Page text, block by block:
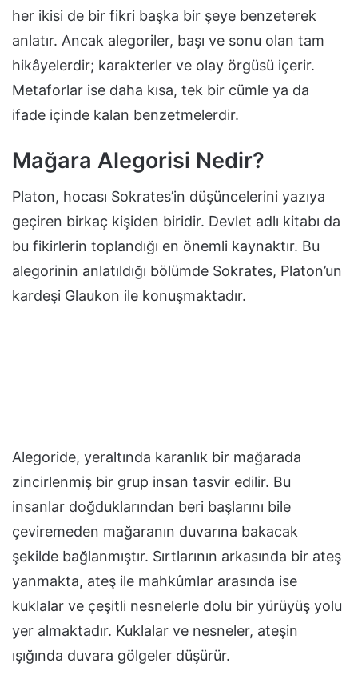
her ikisi de bir fikri başka bir şeye benzeterek
anlatır. Ancak alegoriler, başı ve sonu olan tam
hikâyelerdir; karakterler ve olay örgüsü içerir.
Metaforlar ise daha kısa, tek bir cümle ya da
ifade içinde kalan benzetmelerdir.
Mağara Alegorisi Nedir?
Platon, hocası Sokrates’in düşüncelerini yazıya
geçiren birkaç kişiden biridir. Devlet adlı kitabı da
bu fikirlerin toplandığı en önemli kaynaktır. Bu
alegorinin anlatıldığı bölümde Sokrates, Platon’un
kardeşi Glaukon ile konuşmaktadır.
Alegoride, yeraltında karanlık bir mağarada
zincirlenmiş bir grup insan tasvir edilir. Bu
insanlar doğduklarından beri başlarını bile
çeviremeden mağaranın duvarına bakacak
şekilde bağlanmıştır. Sırtlarının arkasında bir ateş
yanmakta, ateş ile mahkûmlar arasında ise
kuklalar ve çeşitli nesnelerle dolu bir yürüyüş yolu
yer almaktadır. Kuklalar ve nesneler, ateşin
ışığında duvara gölgeler düşürür.